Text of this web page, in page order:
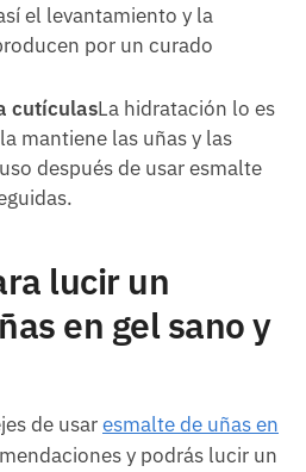
el levantamiento y la
por un curado
cutículasLa hidratación lo es
mantiene las uñas y las
después de usar esmalte
lucir un
en gel sano y
de usaresmalte de uñas en
y podrás lucir un